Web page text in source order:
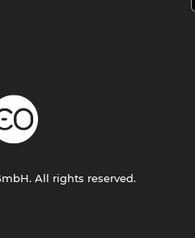
All rights reserved.